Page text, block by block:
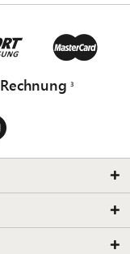
Rechnung